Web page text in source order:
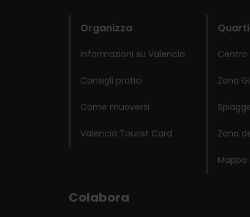
Organizza
Informazioni su Valencia
Consigli pratici
Come muoversi
Valencia Tourist Card
Centro
Zona
Zona
Mappa
Colabora